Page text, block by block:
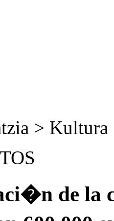
> Kultura
de la